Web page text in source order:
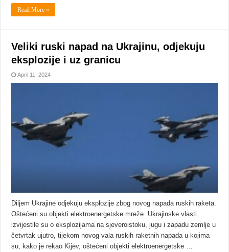
Read More »
Veliki ruski napad na Ukrajinu, odjekuju
eksplozije i uz granicu
April 11, 2024
Diljem Ukrajine odjekuju eksplozije zbog novog napada ruskih raketa.
Oštećeni su objekti elektroenergetske mreže. Ukrajinske vlasti
izvijestile su o eksplozijama na sjeveroistoku, jugu i zapadu zemlje u
četvrtak ujutro, tijekom novog vala ruskih raketnih napada u kojima
su, kako je rekao Kijev, oštećeni objekti elektroenergetske …